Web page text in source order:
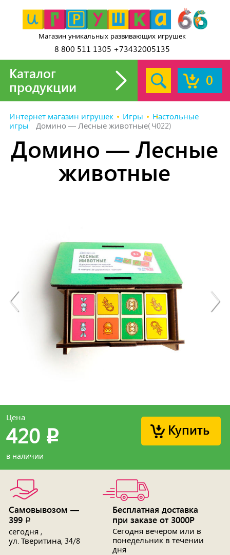
Магазин уникальных развивающих игрушек
8 800 511 1305 +73432005135
0
Каталог
продукции
Интернет магазин игрушек Игры
Настольные
игры
Домино — Лесные животные(Ч022)
Домино — Лесные
животные
Купить
Цена
420 p
в наличии
Самовывозом —
399 p
сегодня ,
ул. Тверитина, 34/8
Бесплатная доставка
при заказе от 3000Р
Сегодня вечером или в
понедельник в течении
дня